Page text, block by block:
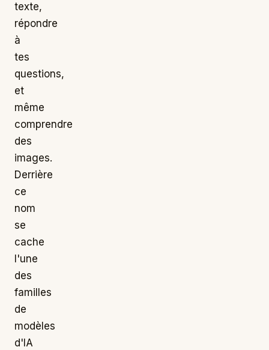
texte,
répondre
à
tes
questions,
et
même
comprendre
des
images.
Derrière
ce
nom
se
cache
l'une
des
familles
de
modèles
d'IA